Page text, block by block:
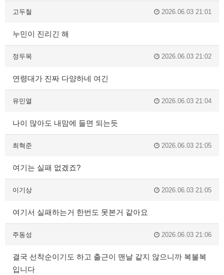
고두철 2026.06.03 21:01
누민이 진리긴 해
정두목 2026.06.03 21:02
연령대가 진짜 다양하네 여긴
유민열 2026.06.03 21:04
나이 많아도 내맘에 들면 되는듯
최혁준 2026.06.03 21:05
여기는 실패 없겠죠?
이기상 2026.06.03 21:05
여기서 실패하는거 한번도 못본거 같아요
주동성 2026.06.03 21:06
결국 선착순이기도 하고 출근이 맨날 같지 않으니까 복불복
입니다